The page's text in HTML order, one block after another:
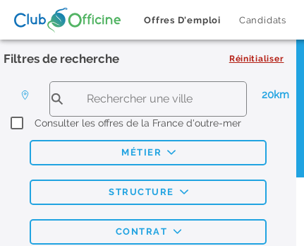
Offres D'emploi Candidats
Filtres de recherche Réinitialiser
20km
Consulter les offres de la France d'outre-mer
MÉTIER
STRUCTURE
CONTRAT